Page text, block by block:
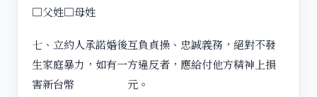
□父姓□母姓
七、立約人承諾婚後互負貞操、忠誠義務，絕對不發
生家庭暴力，如有一方違反者，應給付他方精神上損
害新台幣 元。